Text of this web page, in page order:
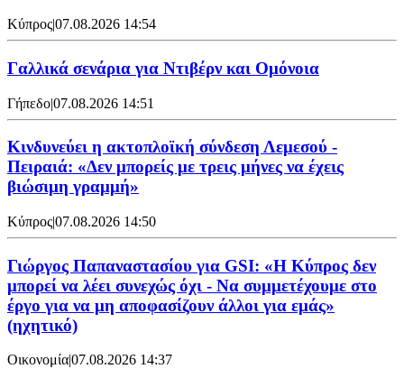
Κύπρος|07.08.2026 14:54
Γαλλικά σενάρια για Ντιβέρν και Ομόνοια
Γήπεδο|07.08.2026 14:51
Κινδυνεύει η ακτοπλοϊκή σύνδεση Λεμεσού -
Πειραιά: «Δεν μπορείς με τρεις μήνες να έχεις
βιώσιμη γραμμή»
Κύπρος|07.08.2026 14:50
Γιώργος Παπαναστασίου για GSI: «Η Κύπρος δεν
μπορεί να λέει συνεχώς όχι - Να συμμετέχουμε στο
έργο για να μη αποφασίζουν άλλοι για εμάς»
(ηχητικό)
Οικονομία|07.08.2026 14:37